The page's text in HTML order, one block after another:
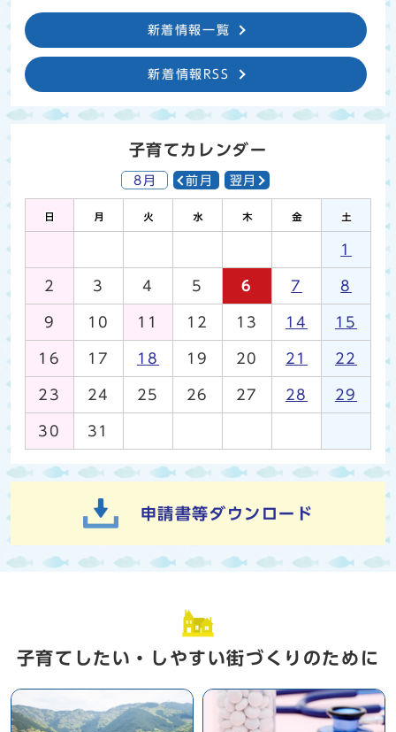
新着情報一覧
新着情報RSS
子育てカレンダー
8月 前月 翌月
1
2 3 4 5 6 7 8
9 10 11 12 13 14 15
16 17 18 19 20 21 22
23 24 25 26 27 28 29
30 31
申請書等ダウンロード
子育てしたい・しやすい街づくりのために